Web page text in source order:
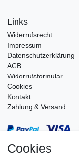
Links
Widerrufs­recht
Impressum
Daten­schutz­erklärung
AGB
Widerrufsformular
Cookies
Kontakt
Zahlung & Versand
Cookies